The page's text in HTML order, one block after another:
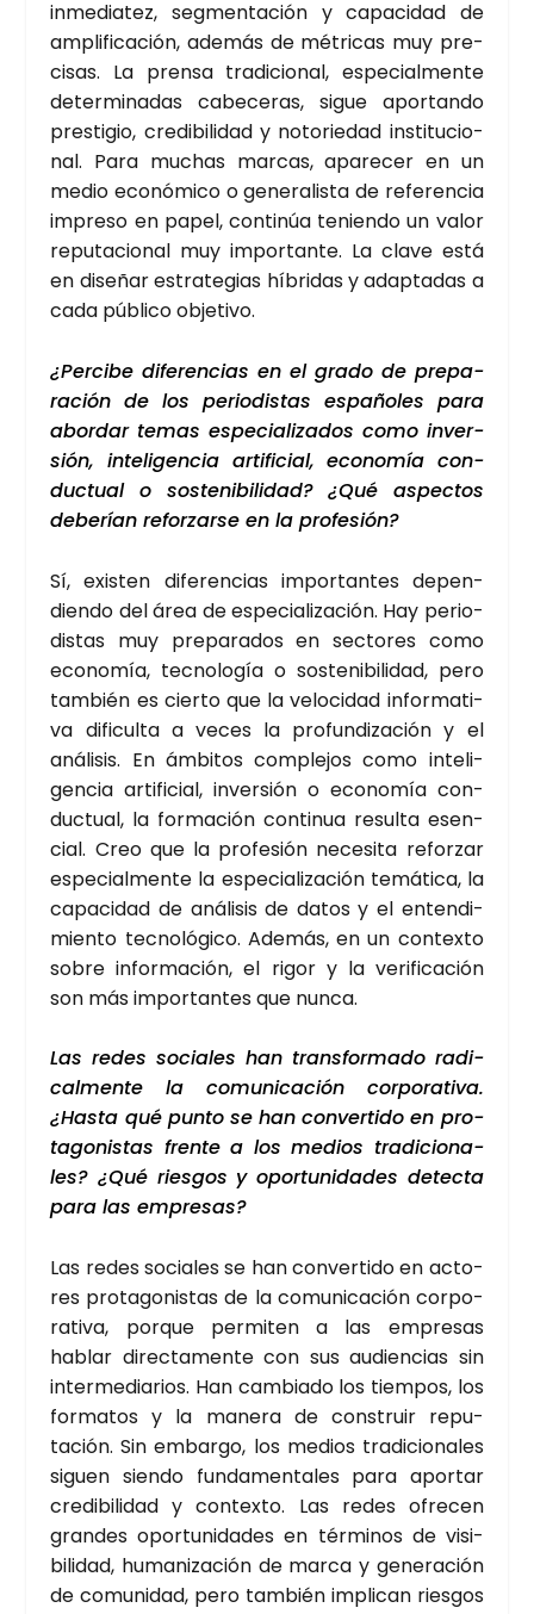
inme­dia­tez, seg­men­ta­ción y capa­ci­dad de
ampli­fi­ca­ción, ade­más de métri­cas muy pre­
ci­sas. La pren­sa tra­di­cio­nal, espe­cial­men­te
deter­mi­na­das cabe­ce­ras, sigue apor­tan­do
pres­ti­gio, cre­di­bi­li­dad y noto­rie­dad ins­ti­tu­cio­
nal. Para muchas mar­cas, apa­re­cer en un
medio eco­nó­mi­co o gene­ra­lis­ta de refe­ren­cia
impre­so en papel, con­ti­núa tenien­do un valor
repu­tacio­nal muy impor­tan­te. La cla­ve está
en dise­ñar estra­te­gias híbri­das y adap­ta­das a
cada públi­co obje­ti­vo.
¿Per­ci­be dife­ren­cias en el gra­do de pre­pa­
ra­ción de los perio­dis­tas espa­ño­les para
abor­dar temas espe­cia­li­za­dos como inver­
sión, inte­li­gen­cia arti­fi­cial, eco­no­mía con­
duc­tual o sos­te­ni­bi­li­dad? ¿Qué aspec­tos
debe­rían refor­zar­se en la pro­fe­sión?
Sí, exis­ten dife­ren­cias impor­tan­tes depen­
dien­do del área de espe­cia­li­za­ción. Hay perio­
dis­tas muy pre­pa­ra­dos en sec­to­res como
eco­no­mía, tec­no­lo­gía o sos­te­ni­bi­li­dad, pero
tam­bién es cier­to que la velo­ci­dad infor­ma­ti­
va difi­cul­ta a veces la pro­fun­di­za­ción y el
aná­li­sis. En ámbi­tos com­ple­jos como inte­li­
gen­cia arti­fi­cial, inver­sión o eco­no­mía con­
duc­tual, la for­ma­ción con­ti­nua resul­ta esen­
cial. Creo que la pro­fe­sión nece­si­ta refor­zar
espe­cial­men­te la espe­cia­li­za­ción temá­ti­ca, la
capa­ci­dad de aná­li­sis de datos y el enten­di­
mien­to tec­no­ló­gi­co. Ade­más, en un con­tex­to
sobre infor­ma­ción, el rigor y la veri­fi­ca­ción
son más impor­tan­tes que nun­ca.
Las redes socia­les han trans­for­ma­do radi­
cal­men­te la comu­ni­ca­ción cor­po­ra­ti­va.
¿Has­ta qué pun­to se han con­ver­ti­do en pro­
ta­go­nis­tas fren­te a los medios tra­di­cio­na­
les? ¿Qué ries­gos y opor­tu­ni­da­des detec­ta
para las empre­sas?
Las redes socia­les se han con­ver­ti­do en acto­
res pro­ta­go­nis­tas de la comu­ni­ca­ción cor­po­
ra­ti­va, por­que per­mi­ten a las empre­sas
hablar direc­ta­men­te con sus audien­cias sin
inter­me­dia­rios. Han cam­bia­do los tiem­pos, los
for­ma­tos y la mane­ra de cons­truir repu­
tación. Sin embar­go, los medios tra­di­cio­na­les
siguen sien­do fun­da­men­ta­les para apor­tar
cre­di­bi­li­dad y con­tex­to. Las redes ofre­cen
gran­des opor­tu­ni­da­des en tér­mi­nos de visi­
bi­li­dad, huma­ni­za­ción de mar­ca y gene­ra­ción
de comu­ni­dad, pero tam­bién impli­can ries­gos